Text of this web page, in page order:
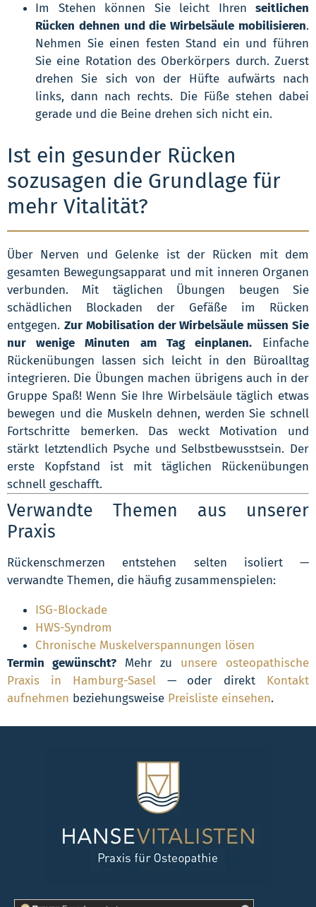
Im Stehen können Sie leicht Ihren seitlichen
Rücken dehnen und die Wirbelsäule mobilisieren.
Nehmen Sie einen festen Stand ein und führen
Sie eine Rotation des Oberkörpers durch. Zuerst
drehen Sie sich von der Hüfte aufwärts nach
links, dann nach rechts. Die Füße stehen dabei
gerade und die Beine drehen sich nicht ein.
Ist ein gesunder Rücken
sozusagen die Grundlage für
mehr Vitalität?
Über Nerven und Gelenke ist der Rücken mit dem
gesamten Bewegungsapparat und mit inneren Organen
verbunden. Mit täglichen Übungen beugen Sie
schädlichen Blockaden der Gefäße im Rücken
entgegen. Zur Mobilisation der Wirbelsäule müssen Sie
nur wenige Minuten am Tag einplanen.Einfache
Rückenübungen lassen sich leicht in den Büroalltag
integrieren. Die Übungen machen übrigens auch in der
Gruppe Spaß! Wenn Sie Ihre Wirbelsäule täglich etwas
bewegen und die Muskeln dehnen, werden Sie schnell
Fortschritte bemerken. Das weckt Motivation und
stärkt letztendlich Psyche und Selbstbewusstsein. Der
erste Kopfstand ist mit täglichen Rückenübungen
schnell geschafft.
Verwandte Themen aus unserer
Praxis
Rückenschmerzen entstehen selten isoliert —
verwandte Themen, die häufig zusammenspielen:
ISG-Blockade
HWS-Syndrom
Chronische Muskelverspannungen lösen
Termin gewünscht?Mehr zu unsere osteopathische
Praxis in Hamburg-Sasel— oder direkt Kontakt
aufnehmen beziehungsweise Preisliste einsehen.